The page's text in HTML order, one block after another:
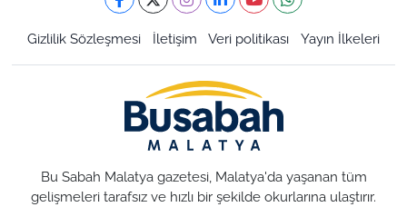
Gizlilik Sözleşmesi İletişim Veri politikası Yayın İlkeleri
Bu Sabah Malatya gazetesi, Malatya'da yaşanan tüm
gelişmeleri tarafsız ve hızlı bir şekilde okurlarına ulaştırır.